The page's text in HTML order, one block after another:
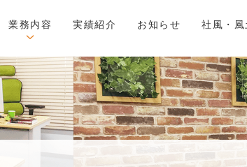
業務内容 実績紹介 お知らせ 社風・風